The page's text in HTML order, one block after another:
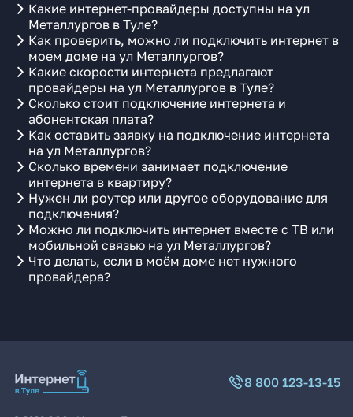
Какие интернет-провайдеры доступны на ул
Металлургов в Туле?
Как проверить, можно ли подключить интернет в
моем доме на ул Металлургов?
Какие скорости интернета предлагают
провайдеры на ул Металлургов в Туле?
Сколько стоит подключение интернета и
абонентская плата?
Как оставить заявку на подключение интернета
на ул Металлургов?
Сколько времени занимает подключение
интернета в квартиру?
Нужен ли роутер или другое оборудование для
подключения?
Можно ли подключить интернет вместе с ТВ или
мобильной связью на ул Металлургов?
Что делать, если в моём доме нет нужного
провайдера?
8 800 123-13-15